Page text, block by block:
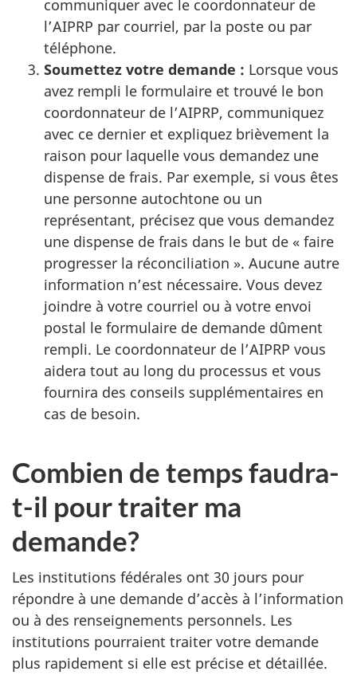
communiquer avec le coordonnateur de
l’AIPRP par courriel, par la poste ou par
téléphone.
Soumettez votre demande : Lorsque vous
avez rempli le formulaire et trouvé le bon
coordonnateur de l’AIPRP, communiquez
avec ce dernier et expliquez brièvement la
raison pour laquelle vous demandez une
dispense de frais. Par exemple, si vous êtes
une personne autochtone ou un
représentant, précisez que vous demandez
une dispense de frais dans le but de « faire
progresser la réconciliation ». Aucune autre
information n’est nécessaire. Vous devez
joindre à votre courriel ou à votre envoi
postal le formulaire de demande dûment
rempli. Le coordonnateur de l’AIPRP vous
aidera tout au long du processus et vous
fournira des conseils supplémentaires en
cas de besoin.
Combien de temps faudra-
t-il pour traiter ma
demande?
Les institutions fédérales ont 30 jours pour
répondre à une demande d’accès à l’information
ou à des renseignements personnels. Les
institutions pourraient traiter votre demande
plus rapidement si elle est précise et détaillée.